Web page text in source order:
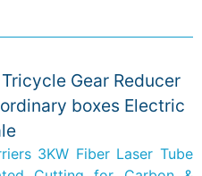
Gear Reducer
boxes Electric
3KW Fiber Laser Tube